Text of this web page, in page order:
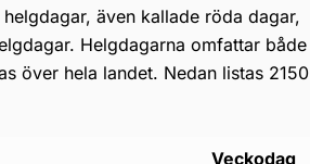
även kallade röda dagar,
Helgdagarna omfattar både
över hela landet. Nedan listas 2150
Veckodag